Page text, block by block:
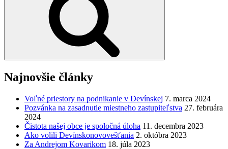
Najnovšie články
Voľné priestory na podnikanie v Devínskej 7. marca 2024
Pozvánka na zasadnutie miestneho zastupiteľstva 27. februára
2024
Čistota našej obce je spoločná úloha 11. decembra 2023
Ako volili Devínskonovovešťania 2. októbra 2023
Za Andrejom Kovarikom 18. júla 2023